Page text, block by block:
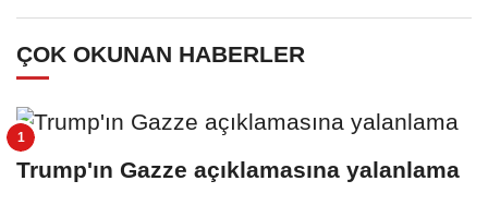
ÇOK OKUNAN HABERLER
Trump'ın Gazze açıklamasına yalanlama